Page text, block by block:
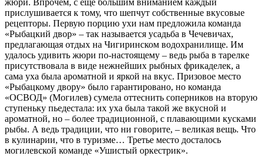
прислушивается к тому, что шепчут собственные вкусовые
рецепторы. Первую порцию ухи нам предложила команда
«Рыбацкий двор» – так называется усадьба в Чечевичах,
предлагающая отдых на Чигиринском водохранилище. Им
удалось удивить жюри по-настоящему – ведь рыба в тарелке
присутствовала в виде нежнейших рыбных фрикаделек, а
сама уха была ароматной и яркой на вкус. Призовое место
«Рыбацкому двору» было гарантировано, но команда
«ОСВОД» (Могилев) сумела оттеснить соперников на вторую
ступеньку пьедестала: их уха была такой же вкусной и
ароматной, но – более традиционной, с плавающими кусками
рыбы. А ведь традиции, что ни говорите, – великая вещь. Что
в кулинарии, что в туризме… Третье место досталось
могилевской команде «Ушистый оркестрик».